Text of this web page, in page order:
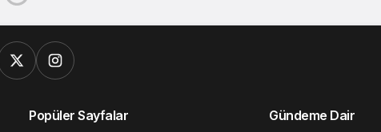
Popüler Sayfalar Gündeme Dair